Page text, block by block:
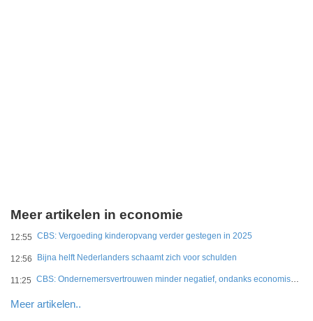
Meer artikelen in economie
12:55 CBS: Vergoeding kinderopvang verder gestegen in 2025
12:56 Bijna helft Nederlanders schaamt zich voor schulden
11:25 CBS: Ondernemersvertrouwen minder negatief, ondanks economische onzekerheid
Meer artikelen..